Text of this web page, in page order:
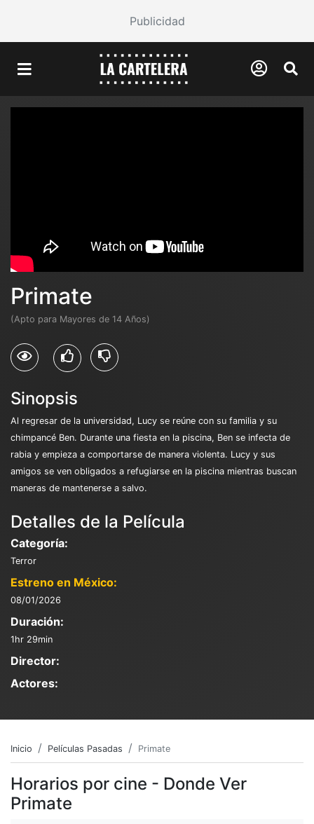
Publicidad
Primate
(Apto para Mayores de 14 Años)
Sinopsis
Al regresar de la universidad, Lucy se reúne con su familia y su
chimpancé Ben. Durante una fiesta en la piscina, Ben se infecta de
rabia y empieza a comportarse de manera violenta. Lucy y sus
amigos se ven obligados a refugiarse en la piscina mientras buscan
maneras de mantenerse a salvo.
Detalles de la Película
Categoría:
Terror
Estreno en México:
08/01/2026
Duración:
1hr 29min
Director:
Actores:
Inicio Películas Pasadas Primate
Horarios por cine - Donde Ver
Primate